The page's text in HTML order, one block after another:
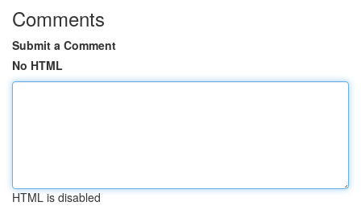
Comments
Submit a Comment
No HTML
HTML is disabled